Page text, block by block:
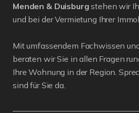
Menden & Duisburg stehen wir
und bei der Vermietung Ihrer
Mit umfassendem Fachwissen
beraten wir Sie in allen Fragen
Ihre Wohnung in der Region.
sind für Sie da.